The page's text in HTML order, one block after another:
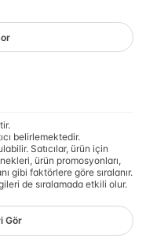
belirlemektedir.
Satıcılar, ürün için
ürün promosyonları,
gibi faktörlere göre sıralanır.
de sıralamada etkili olur.
Gör